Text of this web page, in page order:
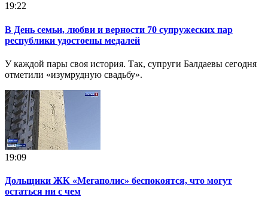
19:22
В День семьи, любви и верности 70 супружеских пар
республики удостоены медалей
У каждой пары своя история. Так, супруги Балдаевы сегодня
отметили «изумрудную свадьбу».
19:09
Дольщики ЖК «Мегаполис» беспокоятся, что могут
остаться ни с чем